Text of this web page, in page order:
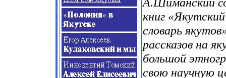
книг
словарь
рассказов на
большой
свою научную